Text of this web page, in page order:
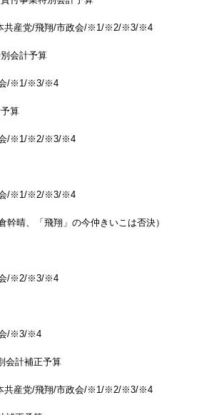
共産党/飛翔/市政会/※1/※2/※3/※4
会計予算
会/※1/※3/※4
算
会/※1/※2/※3/※4
会/※1/※2/※3/※4
幹晴、「飛翔」の今仲きいこは否決）
会/※2/※3/※4
会/※3/※4
会計補正予算
共産党/飛翔/市政会/※1/※2/※3/※4